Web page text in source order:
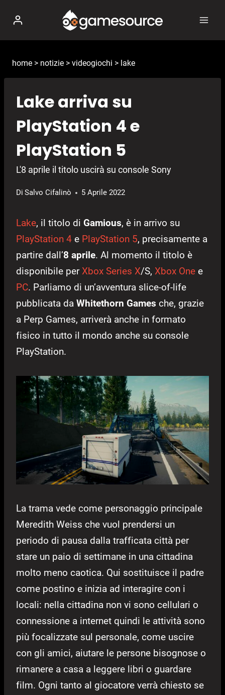
contenuto
home > notizie > videogiochi > lake
Lake arriva su
PlayStation 4 e
PlayStation 5
L'8 aprile il titolo uscirà su console Sony
Di Salvo Cifalinò 5 Aprile 2022
Lake, il titolo di Gamious, è in arrivo su
PlayStation 4 e PlayStation 5, precisamente a
partire dall’8 aprile. Al momento il titolo è
disponibile perXbox Series X/S, Xbox One e
PC. Parliamo di un’avventura slice-of-life
pubblicata da Whitethorn Games che, grazie
a Perp Games, arriverà anche in formato
fisico in tutto il mondo anche su console
PlayStation.
La trama vede come personaggio principale
Meredith Weiss che vuol prendersi un
periodo di pausa dalla trafficata città per
stare un paio di settimane in una cittadina
molto meno caotica. Qui sostituisce il padre
come postino e inizia ad interagire con i
locali: nella cittadina non vi sono cellulari o
connessione a internet quindi le attività sono
più focalizzate sul personale, come uscire
con gli amici, aiutare le persone bisognose o
rimanere a casa a leggere libri o guardare
film. Ogni tanto al giocatore verrà chiesto se